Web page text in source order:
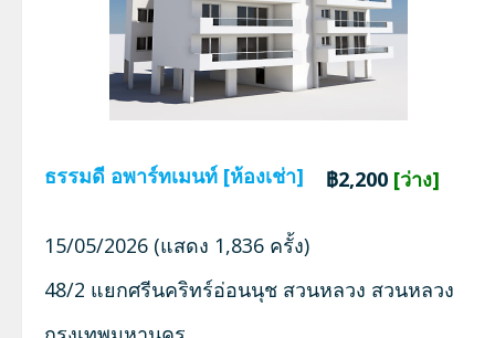
ธรรมดี อพาร์ทเมนท์ [ห้องเช่า] ฿2,200 [ว่าง]
15/05/2026 (แสดง 1,836 ครั้ง)
48/2 แยกศรีนคริทร์อ่อนนุช สวนหลวง สวนหลวง